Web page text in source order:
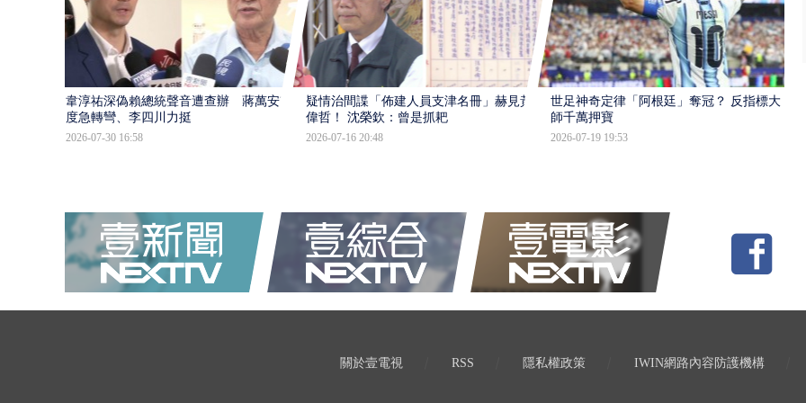
韋淳祐深偽賴總統聲音遭查辦 蔣萬安態
度急轉彎、李四川力挺
2026-07-30 16:58
疑情治間諜「佈建人員支津名冊」赫見黃
偉哲！ 沈榮欽：曾是抓耙
2026-07-16 20:48
世足神奇定律「阿根廷」奪冠？ 反指標大
師千萬押寶
2026-07-19 19:53
關於壹電視 RSS 隱私權政策 IWIN網路內容防護機構